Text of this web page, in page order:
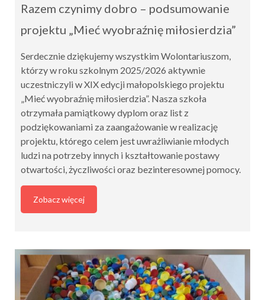
Razem czynimy dobro – podsumowanie
projektu „Mieć wyobraźnię miłosierdzia”
Serdecznie dziękujemy wszystkim Wolontariuszom,
którzy w roku szkolnym 2025/2026 aktywnie
uczestniczyli w XIX edycji małopolskiego projektu
„Mieć wyobraźnię miłosierdzia”. Nasza szkoła
otrzymała pamiątkowy dyplom oraz list z
podziękowaniami za zaangażowanie w realizację
projektu, którego celem jest uwrażliwianie młodych
ludzi na potrzeby innych i kształtowanie postawy
otwartości, życzliwości oraz bezinteresownej pomocy.
Zobacz więcej